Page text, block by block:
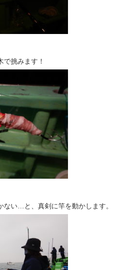
で挑みます！
ない…と、真剣に竿を動かします。